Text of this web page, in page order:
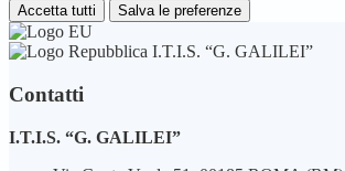
Accetta tutti Salva le preferenze
I.T.I.S. “G. GALILEI”
Contatti
I.T.I.S. “G. GALILEI”